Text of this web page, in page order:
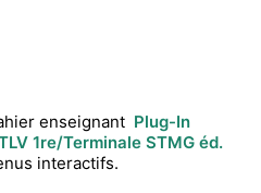
enseignant Plug-In
1re/Terminale STMG éd.
interactifs.